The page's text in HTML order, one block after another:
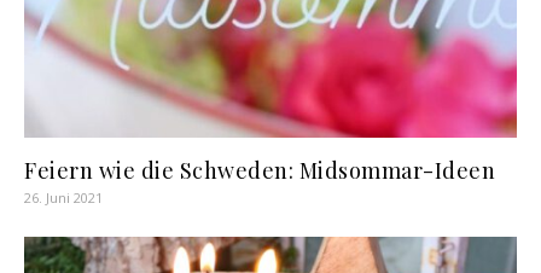
Feiern wie die Schweden: Midsommar-Ideen
26. Juni 2021